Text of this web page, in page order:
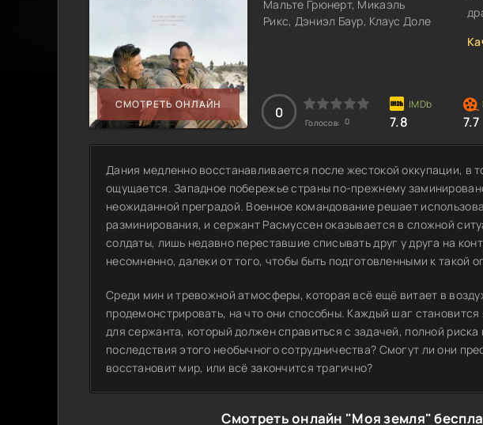
СМОТРЕТЬ ОНЛАЙН
Мальте Грюнерт, Микаэль
Рикс, Дэниэл Баур, Клаус Доле
0
Голосов: 0 7.8 7.7
Дания медленно восстанавливается после жестокой оккупации, в
ощущается. Западное побережье страны по-прежнему
неожиданной преградой. Военное командование решает
разминирования, и сержант Расмуссен оказывается в сложной
солдаты, лишь недавно переставшие списывать друг у друга на
несомненно, далеки от того, чтобы быть подготовленными к такой
Среди мин и тревожной атмосферы, которая всё ещё витает в
продемонстрировать, на что они способны. Каждый шаг
для сержанта, который должен справиться с задачей, полной
последствия этого необычного сотрудничества? Смогут ли они
восстановит мир, или всё закончится трагично?
Смотреть онлайн "Моя земля"